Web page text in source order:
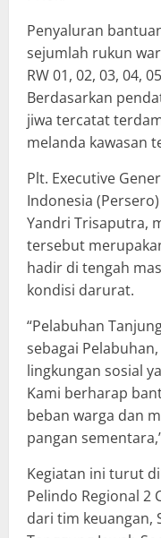
Penyaluran
sejumlah rukun
RW 01, 02, 03, 04,
Berdasarkan
jiwa tercatat
melanda kawasan
Plt. Executive
Indonesia
Yandri Trisaputra,
tersebut
hadir di tengah
kondisi darurat.
“Pelabuhan
sebagai
lingkungan sosial
Kami berharap
beban warga dan
pangan
Kegiatan ini turut
Pelindo Regional 2
dari tim keuangan,